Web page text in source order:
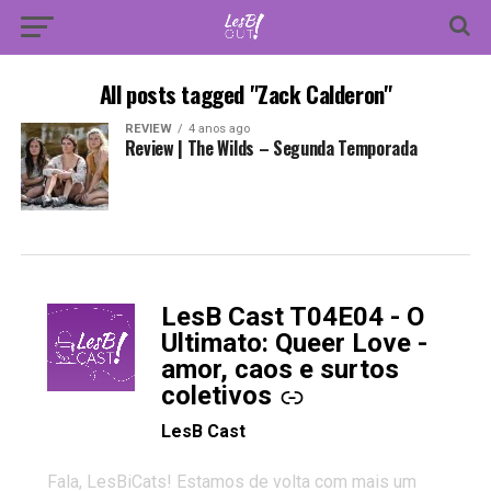
All posts tagged "Zack Calderon"
REVIEW 4 anos ago
Review | The Wilds – Segunda Temporada
LesB Cast T04E04 - O
Ultimato: Queer Love -
amor, caos e surtos
coletivos
-
LesB Cast
Fala, LesBiCats! Estamos de volta com mais um